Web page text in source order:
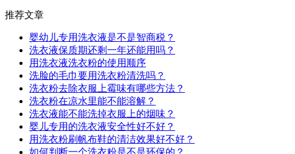
推荐文章
婴幼儿专用洗衣液是不是智商税？
洗衣液保质期还剩一年还能用吗？
用洗衣液洗衣粉的使用顺序
洗脸的毛巾要用洗衣粉清洗吗？
洗衣粉去除衣服上霉味有哪些方法？
洗衣粉在凉水里能不能溶解？
洗衣液能不能洗掉衣服上的烟味？
婴儿专用的洗衣液安全性好不好？
用洗衣粉刷帆布鞋的清洁效果好不好？